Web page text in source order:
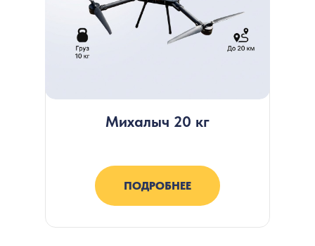
Михалыч 20 кг
ПОДРОБНЕЕ